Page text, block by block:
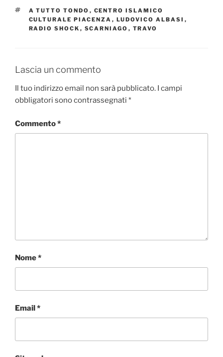
TAG
A TUTTO TONDO , CENTRO ISLAMICO
CULTURALE PIACENZA , LUDOVICO ALBASI ,
RADIO SHOCK , SCARNIAGO , TRAVO
Lascia un commento
Il tuo indirizzo email non sarà pubblicato. I campi
obbligatori sono contrassegnati *
Commento*
Nome*
Email*